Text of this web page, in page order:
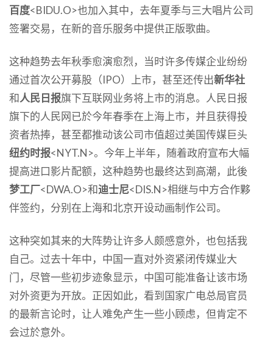
百度<BIDU.O>也加入其中，去年夏季与三大唱片公司
签署交易，在新的音乐服务中提供正版歌曲。
这种趋势去年秋季愈演愈烈，当时许多传媒企业纷纷
通过首次公开募股（IPO）上市，甚至还传出新华社
和人民日报旗下互联网业务将上市的消息。人民日报
旗下的人民网已於今年春季在上海上市，并且获得投
资者热捧，甚至都推动该公司市值超过美国传媒巨头
纽约时报<NYT.N>。今年上半年，随着政府宣布大幅
提高进口影片配额，这种趋势也最终达到高潮，此後
梦工厂<DWA.O>和迪士尼<DIS.N>相继与中方合作夥
伴签约，分别在上海和北京开设动画制作公司。
这种突如其来的大阵势让许多人颇感意外，也包括我
自己。过去十年中，中国一直对外资紧闭传媒业大
门，尽管一些初步迹象显示，中国可能准备让该市场
对外资更为开放。正因如此，看到国家广电总局官员
的最新言论时，让人难免产生一些小顾虑，但肯定不
会过於意外。